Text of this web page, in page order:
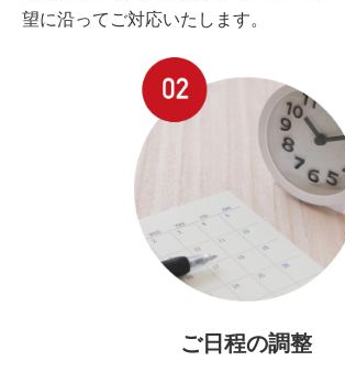
望に沿ってご対応いたします。
ご日程の調整